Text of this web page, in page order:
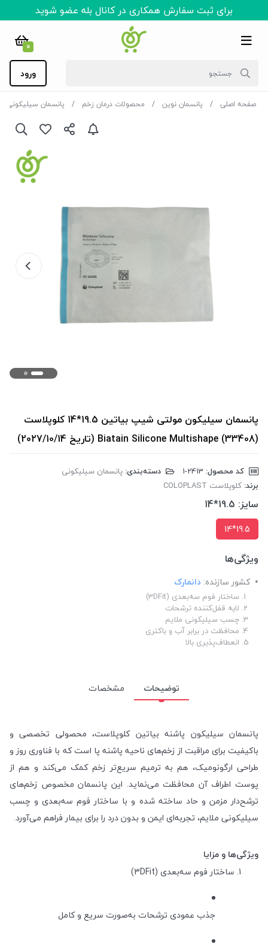
برای ثبت سفارش همکاری در کانال بله عضو شوید
0
ورود
صفحه اصلی پانسمان نوین محصولات درمان زخم پانسمان سیلیکونی
پانسمان سیلیکون مولتی شیپ بیاتین 19.5*14 کلوپلاست
Biatain Silicone Multishape (33408) (تاریخ 2027/10/14)
کد محصول: دسته‌بندی: پانسمان سیلیکونی
برند: کلوپلاست COLOPLAST
سایز: 19.5*14
19.5*14
ویژگی‌ها
کشور سازنده: دانمارک
ساختار فوم سه‌بعدی (3DFit)
لایه قفل‌کننده ترشحات
چسب سیلیکونی ملایم
محافظت در برابر آب و باکتری
انعطاف‌پذیری بالا
توضیحات مشخصات
پانسمان سیلیکون پاشنه بیاتین کلوپلاست، محصولی تخصصی و
باکیفیت برای مراقبت از زخم‌های ناحیه پاشنه پا است که با فناوری روز و
طراحی ارگونومیک، هم به ترمیم سریع‌تر زخم کمک می‌کند و هم از
پوست اطراف آن محافظت می‌نماید. این پانسمان مخصوص زخم‌های
ترشح‌دار مزمن و حاد ساخته شده و با ساختار فوم سه‌بعدی و چسب
سیلیکونی ملایم، تجربه‌ای ایمن و بدون درد را برای بیمار فراهم می‌آورد.
ویژگی‌ها و مزایا
ساختار فوم سه‌بعدی (3DFit)
جذب عمودی ترشحات به‌صورت سریع و کامل